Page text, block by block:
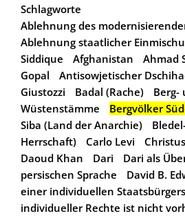
Schlagworte
Ablehnung des
Ablehnung staatlicher
Siddique
Afghanistan Ahmad
Gopal
Antisowjetischer
Giustozzi
Badal (Rache)
Berg-
Wüstenstämme
Bergvölker
Siba (Land der Anarchie)
Herrschaft)
Carlo Levi
Daoud Khan
Dari
Dari als
persischen Sprache
David B.
einer individuellen
individueller Rechte ist nicht